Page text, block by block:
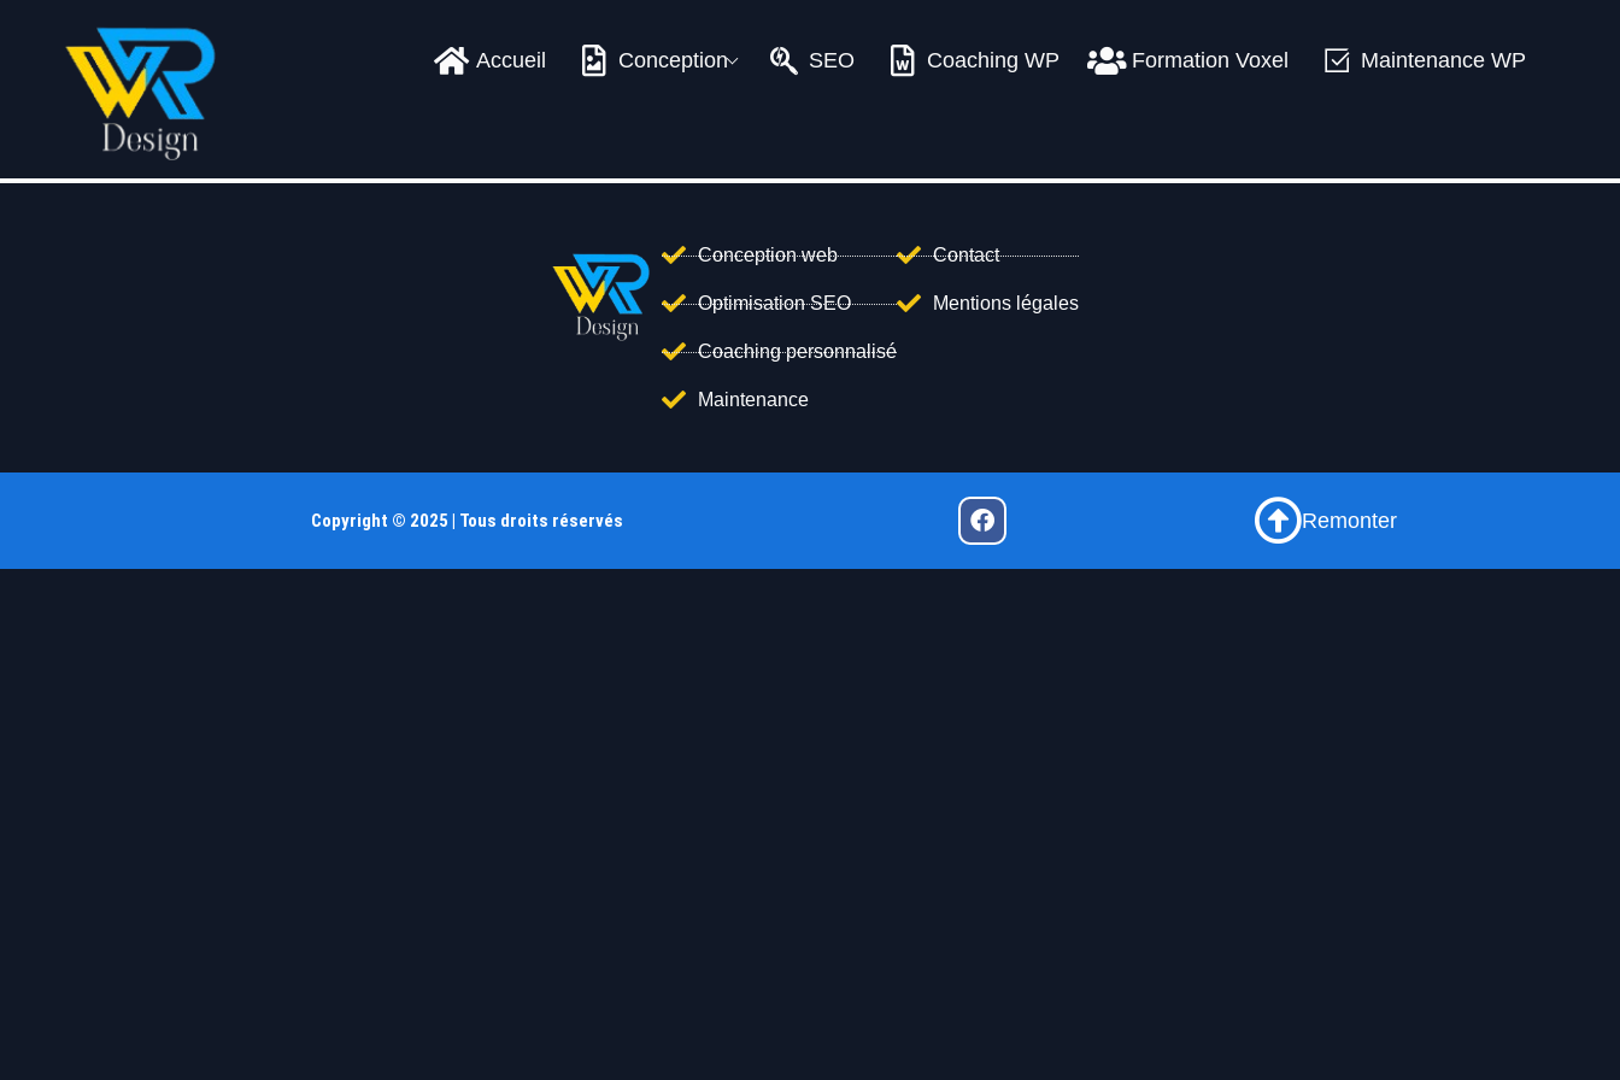
Accueil Conception SEO Coaching WP Formation Voxel Maintenance WP
Conception web
Optimisation SEO
Coaching personnalisé
Maintenance
Contact
Mentions légales
Copyright © 2025 | Tous droits réservés Remonter